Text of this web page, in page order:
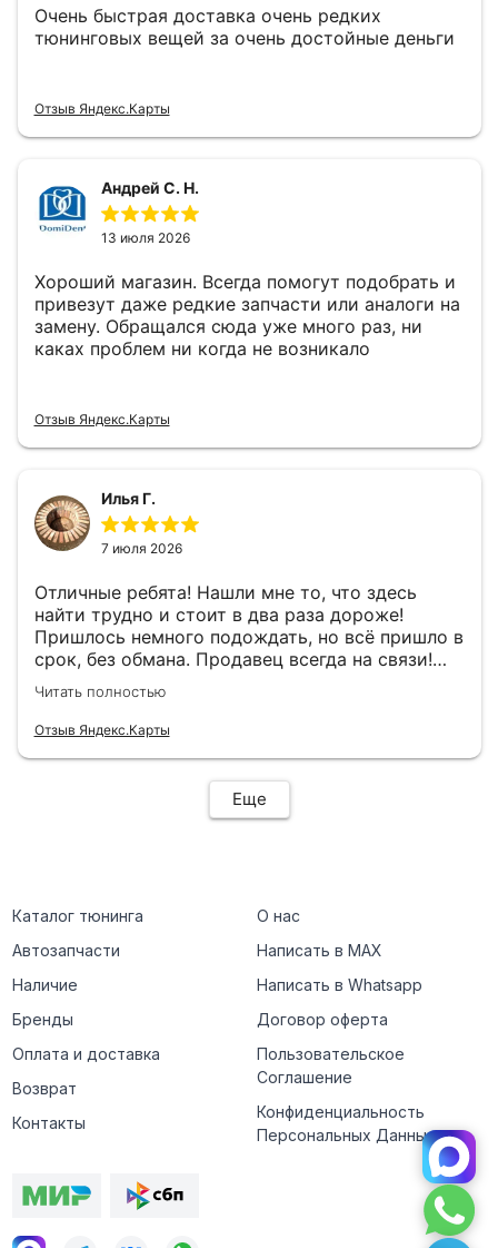
Очень быстрая доставка очень редких
тюнинговых вещей за очень достойные деньги
Отзыв Яндекс.Карты
Андрей С. Н.
13 июля 2026
Хороший магазин. Всегда помогут подобрать и
привезут даже редкие запчасти или аналоги на
замену. Обращался сюда уже много раз, ни
каках проблем ни когда не возникало
Отзыв Яндекс.Карты
Илья Г.
7 июля 2026
Отличные ребята! Нашли мне то, что здесь
найти трудно и стоит в два раза дороже!
Пришлось немного подождать, но всё пришло в
срок, без обмана. Продавец всегда на связи!
Буду ещё обращаться! 👍
Читать полностью
Отзыв Яндекс.Карты
Еще
Каталог тюнинга
Автозапчасти
Наличие
Бренды
Оплата и доставка
Возврат
Контакты
О нас
Написать в MAX
Написать в Whatsapp
Договор оферта
Пользовательское
Соглашение
Конфиденциальность
Персональных Данных